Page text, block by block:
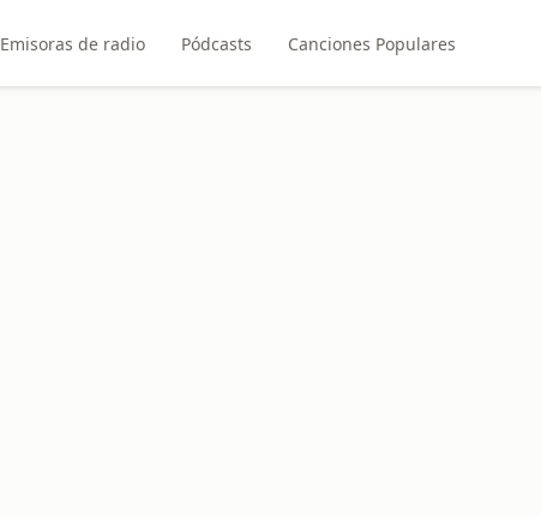
Emisoras de radio Pódcasts Canciones Populares